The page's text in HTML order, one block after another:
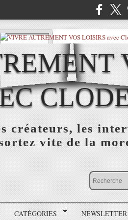
créateurs, les
vite de la
CATÉGORIES NEWSLETTER